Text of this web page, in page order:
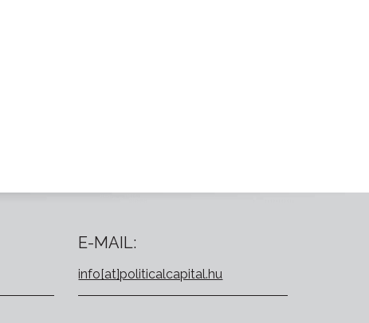
E-MAIL:
info[at]politicalcapital.hu